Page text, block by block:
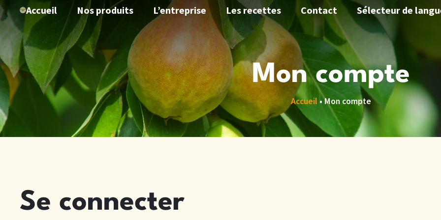
Accueil Nos produits L’entreprise Les recettes Contact Sélecteur de
Mon compte
Accueil •Mon compte
Se connecter